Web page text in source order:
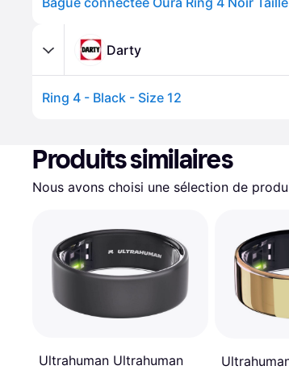
Darty
Ring 4 - Black - Size 12
Produits similaires
Nous avons choisi une sélection de
Ultrahuman Ultrahuman